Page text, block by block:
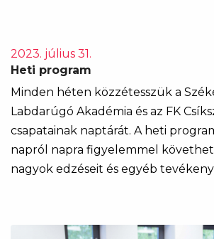
2023. július 31.
Heti program
Minden héten közzétesszük a
Labdarúgó Akadémia és az FK
csapatainak naptárát. A heti
napról napra figyelemmel
nagyok edzéseit és egyéb